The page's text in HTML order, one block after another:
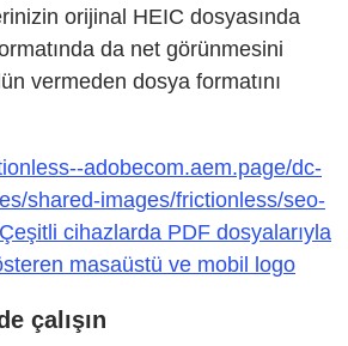
orijinal HEIC dosyasında
da net görünmesini
vermeden dosya formatını
adobecom.aem.page/dc-
shared-images/frictionless/seo-
cihazlarda PDF dosyalarıyla
masaüstü ve mobil logo
çalışın